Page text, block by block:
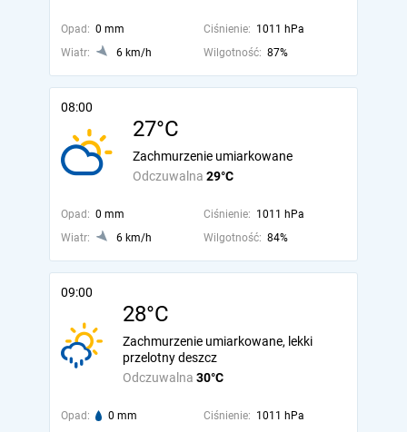
Opad: 0 mm Ciśnienie: 1011 hPa
Wiatr:
6 km/h Wilgotność: 87%
08:00
27°C
Odczuwalna 29°C
Zachmurzenie umiarkowane
Opad: 0 mm Ciśnienie: 1011 hPa
Wiatr:
6 km/h Wilgotność: 84%
09:00
28°C
Odczuwalna 30°C
Zachmurzenie umiarkowane, lekki
przelotny deszcz
Opad: 0 mm Ciśnienie: 1011 hPa